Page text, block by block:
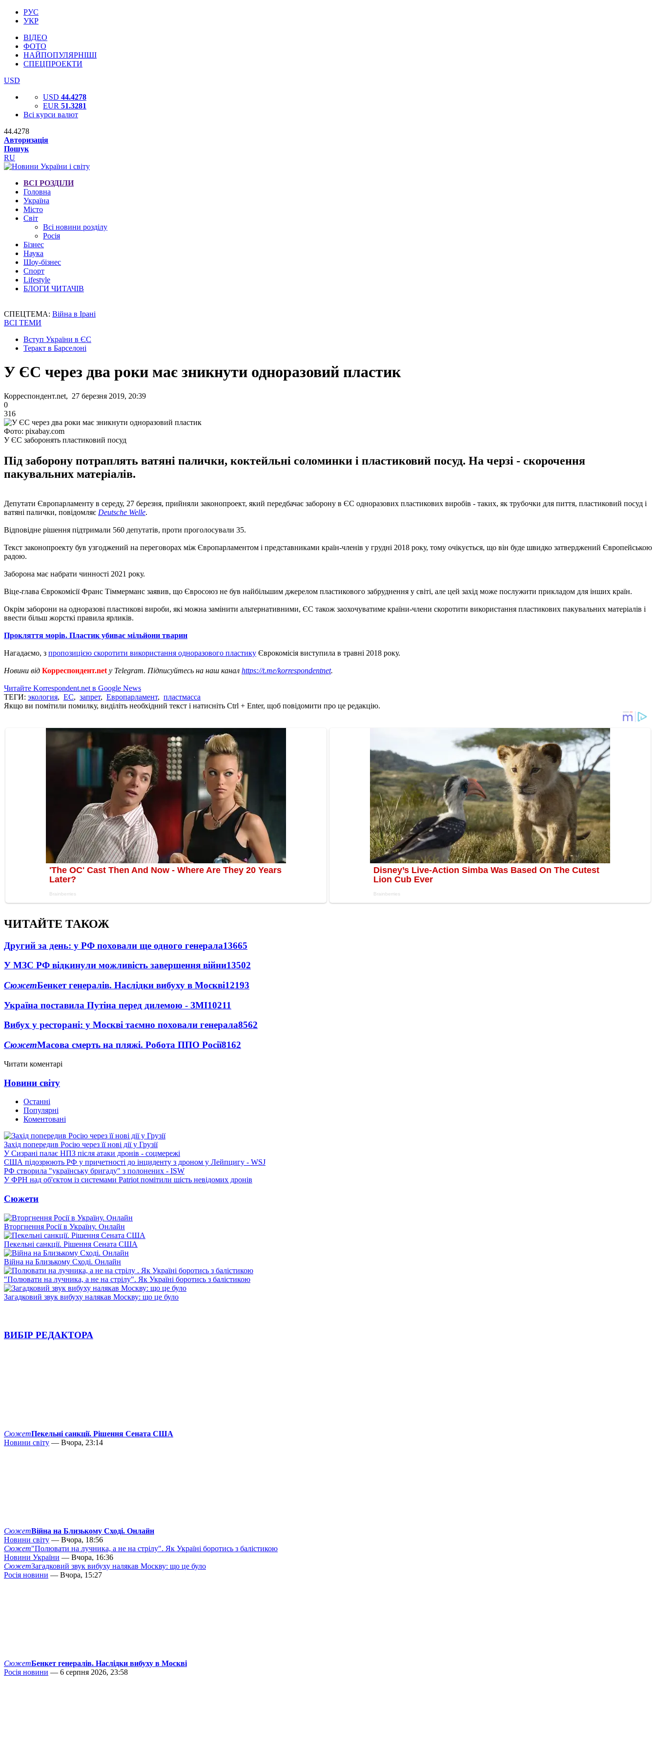
РУС
УКР
ВІДЕО
ФОТО
НАЙПОПУЛЯРНІШІ
СПЕЦПРОЕКТИ
USD
USD 44.4278
EUR 51.3281
Всі курси валют
44.4278
Авторизація
Пошук
RU
ВСІ РОЗДІЛИ
Головна
Україна
Місто
Світ
Всі новини розділу
Росія
Бізнес
Наука
Шоу-бізнес
Спорт
Lifestyle
БЛОГИ ЧИТАЧІВ
СПЕЦТЕМА: Війна в Ірані
ВСІ ТЕМИ
Вступ України в ЄС
Теракт в Барселоні
У ЄС через два роки має зникнути одноразовий пластик
Корреспондент.net, 27 березня 2019, 20:39
0
316
Фото: pixabay.com
У ЄС заборонять пластиковий посуд
Під заборону потраплять ватяні палички, коктейльні соломинки і пластиковий посуд. На черзі - скорочення
пакувальних матеріалів.
Депутати Європарламенту в середу, 27 березня, прийняли законопроект, який передбачає заборону в ЄС одноразових пластикових виробів - таких, як трубочки для пиття, пластиковий посуд і
ватяні палички, повідомляє Deutsche Welle.
Відповідне рішення підтримали 560 депутатів, проти проголосували 35.
Текст законопроекту був узгоджений на переговорах між Європарламентом і представниками країн-членів у грудні 2018 року, тому очікується, що він буде швидко затверджений Європейською
радою.
Заборона має набрати чинності 2021 року.
Віце-глава Єврокомісії Франс Тіммерманс заявив, що Євросоюз не був найбільшим джерелом пластикового забруднення у світі, але цей захід може послужити прикладом для інших країн.
Окрім заборони на одноразові пластикові вироби, які можна замінити альтернативними, ЄС також заохочуватиме країни-члени скоротити використання пластикових пакувальних матеріалів і
ввести більш жорсткі правила ярликів.
Прокляття морів. Пластик убиває мільйони тварин
Нагадаємо, з пропозицією скоротити використання одноразового пластику Єврокомісія виступила в травні 2018 року.
Новини від Корреспондент.net у Telegram. Підписуйтесь на наш канал https://t.me/korrespondentnet.
Читайте Korrespondent.net в Google News
ТЕГИ: экология, ЕС, запрет, Европарламент, пластмасса
Якщо ви помітили помилку, виділіть необхідний текст і натисніть Ctrl + Enter, щоб повідомити про це редакцію.
ЧИТАЙТЕ ТАКОЖ
Другий за день: у РФ поховали ще одного генерала13665
У МЗС РФ відкинули можливість завершення війни13502
СюжетБенкет генералів. Наслідки вибуху в Москві12193
Україна поставила Путіна перед дилемою - ЗМІ10211
Вибух у ресторані: у Москві таємно поховали генерала8562
СюжетМасова смерть на пляжі. Робота ППО Росії8162
Читати коментарі
Новини світу
Останні
Популярні
Коментовані
Захід попередив Росію через її нові дії у Грузії
У Сизрані палає НПЗ після атаки дронів - соцмережі
США підозрюють РФ у причетності до інциденту з дроном у Лейпцигу - WSJ
РФ створила "українську бригаду" з полонених - ISW
У ФРН над об'єктом із системами Patriot помітили шість невідомих дронів
Сюжети
Вторгнення Росії в Україну. Онлайн
Пекельні санкції. Рішення Сената США
Війна на Близькому Сході. Онлайн
"Полювати на лучника, а не на стрілу". Як Україні боротись з балістикою
Загадковий звук вибуху налякав Москву: що це було
ВИБІР РЕДАКТОРА
СюжетПекельні санкції. Рішення Сената США
Новини світу — Вчора, 23:14
СюжетВійна на Близькому Сході. Онлайн
Новини світу — Вчора, 18:56
Сюжет"Полювати на лучника, а не на стрілу". Як Україні боротись з балістикою
Новини України — Вчора, 16:36
СюжетЗагадковий звук вибуху налякав Москву: що це було
Росія новини — Вчора, 15:27
СюжетБенкет генералів. Наслідки вибуху в Москві
Росія новини — 6 серпня 2026, 23:58